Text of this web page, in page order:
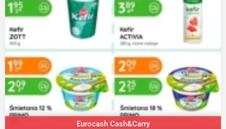
Eurocash Cash&Carry